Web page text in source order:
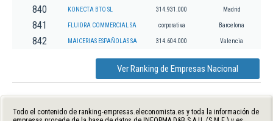
840 KONECTA BTO SL 314.931.000 Madrid
841 FLUIDRA COMMERCIAL SA corporativa Barcelona
842 MAICERIAS ESPAÑOLAS SA 314.604.000 Valencia
Ver Ranking de Empresas Nacional
Todo el contenido de ranking-empresas.eleconomista.es y toda la información de